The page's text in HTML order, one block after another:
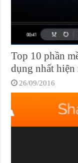
Top 10 phần
dụng nhất hiện
26/09/2016